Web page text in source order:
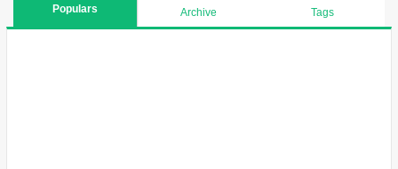
Populars Archive Tags